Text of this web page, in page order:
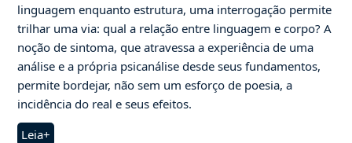
linguagem enquanto estrutura, uma interrogação permite
trilhar uma via: qual a relação entre linguagem e corpo? A
noção de sintoma, que atravessa a experiência de uma
análise e a própria psicanálise desde seus fundamentos,
permite bordejar, não sem um esforço de poesia, a
incidência do real e seus efeitos.
Leia+